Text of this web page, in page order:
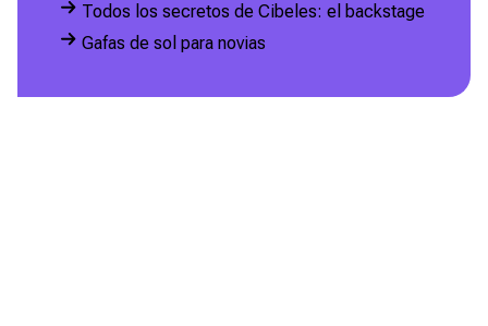
Todos los secretos de Cibeles: el backstage
Gafas de sol para novias